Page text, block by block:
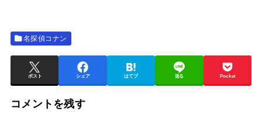
名探偵コナン
ポスト シェア はてブ 送る Pocket
コメントを残す